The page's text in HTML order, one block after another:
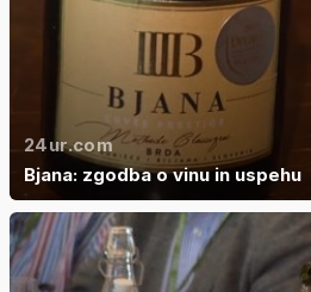
24ur.com
Bjana: zgodba o vinu in uspehu